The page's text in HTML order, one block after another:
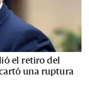
el retiro del
una ruptura